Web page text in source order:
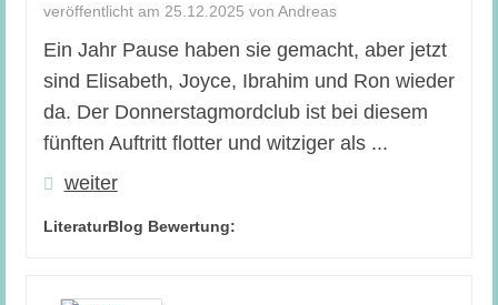
veröffentlicht am 25.12.2025 von Andreas
Ein Jahr Pause haben sie gemacht, aber jetzt
sind Elisabeth, Joyce, Ibrahim und Ron wieder
da. Der Donnerstagmordclub ist bei diesem
fünften Auftritt flotter und witziger als ...
weiter
LiteraturBlog Bewertung: